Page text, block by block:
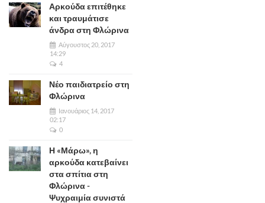
Αρκούδα επιτέθηκε
και τραυμάτισε
άνδρα στη Φλώρινα
Αύγουστος 20, 2017
14:29
4
Νέο παιδιατρείο στη
Φλώρινα
Ιανουάριος 14, 2017
02:17
0
Η «Μάρω», η
αρκούδα κατεβαίνει
στα σπίτια στη
Φλώρινα -
Ψυχραιμία συνιστά